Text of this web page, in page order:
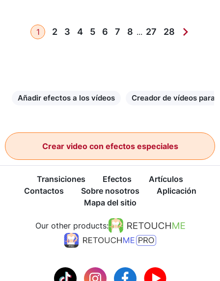
1 2 3 4 5 6 7 8 ... 27 28
Añadir efectos a los vídeos Creador de vídeos para
Crear video con efectos especiales
Transiciones Efectos
Artículos
Contactos
Sobre nosotros
Aplicación
Mapa del sitio
Our other products: